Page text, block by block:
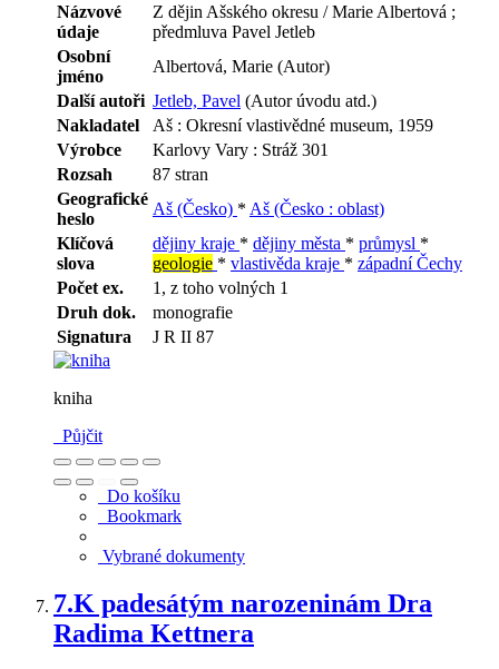
Názvové
údaje
Z dějin Ašského okresu / Marie Albertová ;
předmluva Pavel Jetleb
Osobní
jméno
Albertová, Marie (Autor)
Další autoři Jetleb, Pavel (Autor úvodu atd.)
Nakladatel
Aš : Okresní vlastivědné museum, 1959
Výrobce
Karlovy Vary : Stráž 301
Rozsah
87 stran
Geografické
heslo
Aš (Česko) * Aš (Česko : oblast)
Klíčová
slova
dějiny kraje * dějiny města * průmysl *
geologie * vlastivěda kraje * západní Čechy
Počet ex.
1, z toho volných 1
Druh dok.
monografie
Signatura
J R II 87
kniha
Půjčit
Do košíku
Bookmark
Vybrané dokumenty
7.K padesátým narozeninám Dra
Radima Kettnera